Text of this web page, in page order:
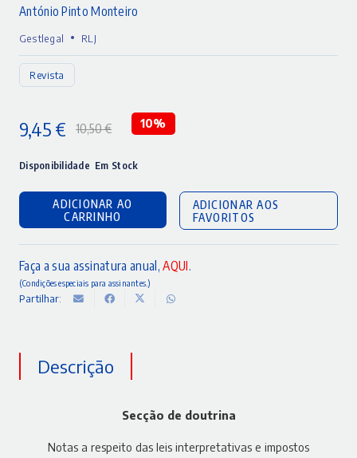
António Pinto Monteiro
Gestlegal • RLJ
Revista
10,50€
preço
original
era:
10,50 €.
9,45 €
preço
atual
é:
9,45 €.
10%
Disponibilidade Em Stock
ADICIONAR AO
CARRINHO
ADICIONAR AOS
FAVORITOS
Faça a sua assinatura anual,AQUI.
(Condições especiais para assinantes.)
Partilhar:
Descrição
Secção de doutrina
Notas a respeito das leis interpretativas e impostos